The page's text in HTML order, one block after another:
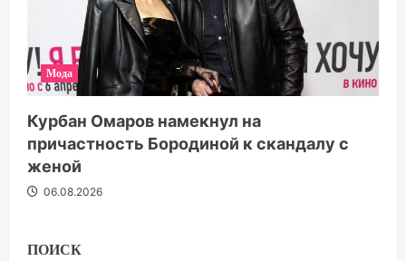
Мода
Курбан Омаров намекнул на
причастность Бородиной к скандалу с
женой
06.08.2026
ПОИСК